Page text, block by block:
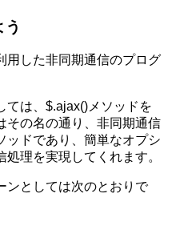
用した非同期通信のプログ
ては、$.ajax()メソッドを
その名の通り、非同期通信
ッドであり、簡単なオプシ
理を実現してくれます。
ンとしては次のとおりで